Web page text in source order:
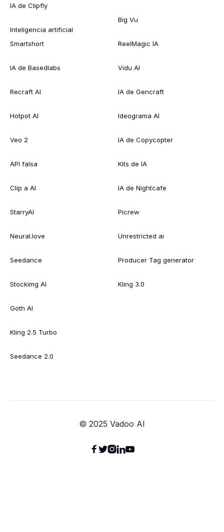
IA de Clipfly
Inteligencia artificial
Smartshort
IA de Basedlabs
Recraft AI
Hotpot AI
Veo 2
API falsa
Clip a AI
StarryAI
Neural.love
Seedance
Stockimg AI
Goth AI
Kling 2.5 Turbo
Seedance 2.0
Big Vu
ReelMagic IA
Vidu AI
IA de Gencraft
Ideograma AI
IA de Copycopter
Kits de IA
IA de Nightcafe
Picrew
Unrestricted ai
Producer Tag generator
Kling 3.0
© 2025 Vadoo AI
 